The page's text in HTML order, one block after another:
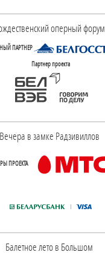
оперный форум
ПАРТНЕР
Партнер проекта
Вечера в замке Радзивиллов
ПРОЕКТА
Балетное лето в Большом